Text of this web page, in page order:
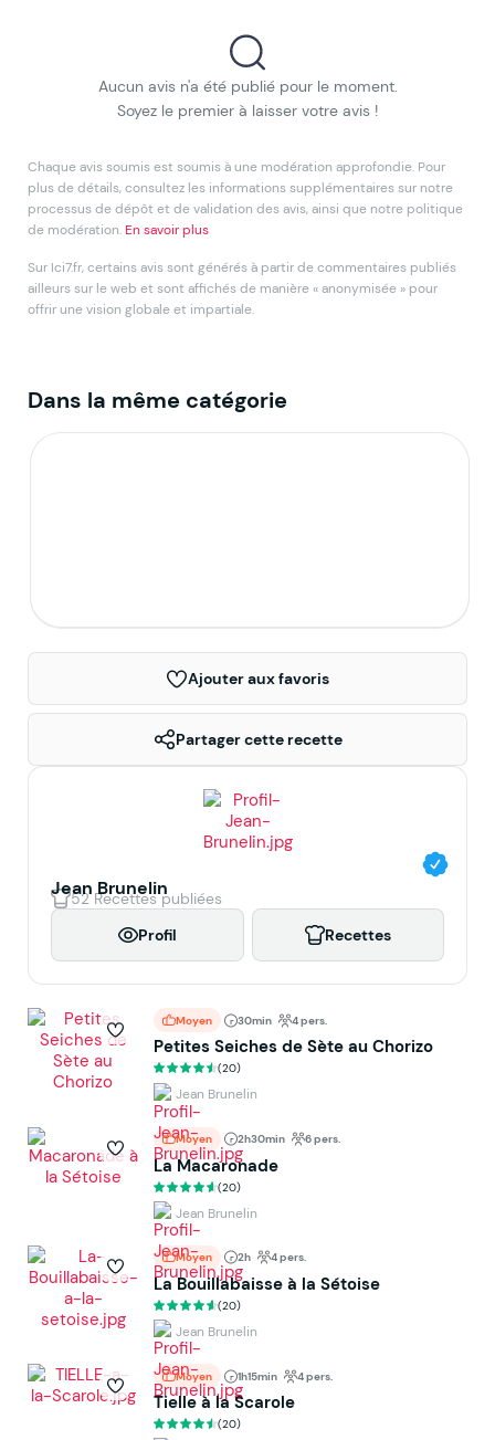
Aucun avis n'a été publié pour le moment.
Soyez le premier à laisser votre avis !
Chaque avis soumis est soumis à une modération approfondie. Pour
plus de détails, consultez les informations supplémentaires sur notre
processus de dépôt et de validation des avis, ainsi que notre politique
de modération. En savoir plus
Sur Ici7.fr, certains avis sont générés à partir de commentaires publiés
ailleurs sur le web et sont affichés de manière « anonymisée » pour
offrir une vision globale et impartiale.
Dans la même catégorie
Ajouter aux favoris
Partager cette recette
Jean Brunelin
52 Recettes publiées
Profil
Recettes
Moyen 30min 4 pers.
Petites Seiches de Sète au Chorizo
(20)
Jean Brunelin
Moyen 2h30min 6 pers.
La Macaronade
(20)
Jean Brunelin
Moyen 2h 4 pers.
La Bouillabaisse à la Sétoise
(20)
Jean Brunelin
Moyen 1h15min 4 pers.
Tielle à la Scarole
(20)